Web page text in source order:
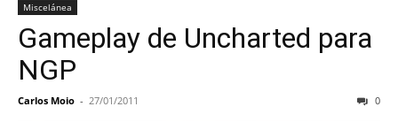
Miscelánea
Gameplay de Uncharted para
NGP
Carlos Moio - 27/01/2011 0